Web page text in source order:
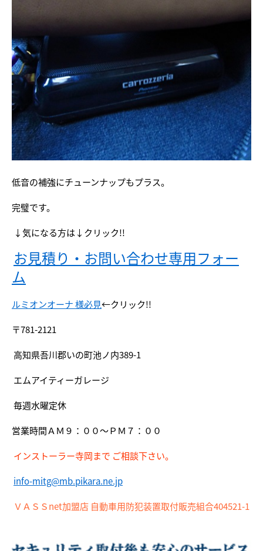
低音の補強にチューンナップもプラス。
完璧です。
↓気になる方は↓クリック!!
お見積り・お問い合わせ専用フォー
ム
ルミオンオーナ 様必見←クリック!!
〒781-2121
高知県吾川郡いの町池ノ内389-1
エムアイティーガレージ
毎週水曜定休
営業時間ＡＭ９：００～ＰＭ７：００
インストーラー寺岡まで ご相談下さい。
info-mitg@mb.pikara.ne.jp
ＶＡＳＳnet加盟店 自動車用防犯装置取付販売組合404521-1